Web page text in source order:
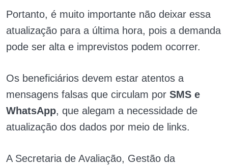
Portanto, é muito importante não deixar essa
atualização para a última hora, pois a demanda
pode ser alta e imprevistos podem ocorrer.
Os beneficiários devem estar atentos a
mensagens falsas que circulam por SMS e
WhatsApp, que alegam a necessidade de
atualização dos dados por meio de links.
A Secretaria de Avaliação, Gestão da